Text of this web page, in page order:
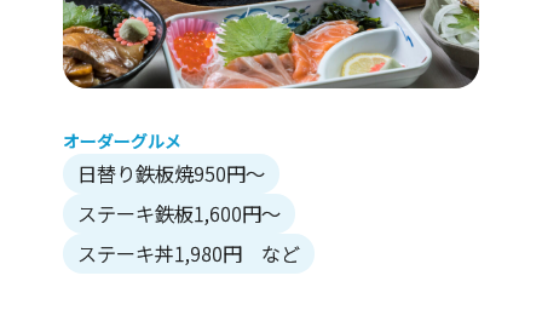
オーダーグルメ
日替り鉄板焼950円～
ステーキ鉄板1,600円～
ステーキ丼1,980円 など